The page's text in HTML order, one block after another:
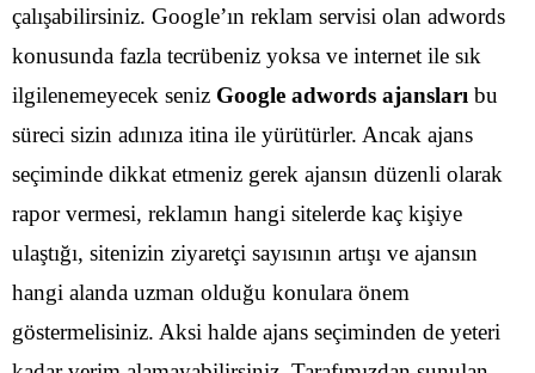
çalışabilirsiniz. Google’ın reklam servisi olan adwords
konusunda fazla tecrübeniz yoksa ve internet ile sık
ilgilenemeyecek seniz Google adwords ajansları bu
süreci sizin adınıza itina ile yürütürler. Ancak ajans
seçiminde dikkat etmeniz gerek ajansın düzenli olarak
rapor vermesi, reklamın hangi sitelerde kaç kişiye
ulaştığı, sitenizin ziyaretçi sayısının artışı ve ajansın
hangi alanda uzman olduğu konulara önem
göstermelisiniz. Aksi halde ajans seçiminden de yeteri